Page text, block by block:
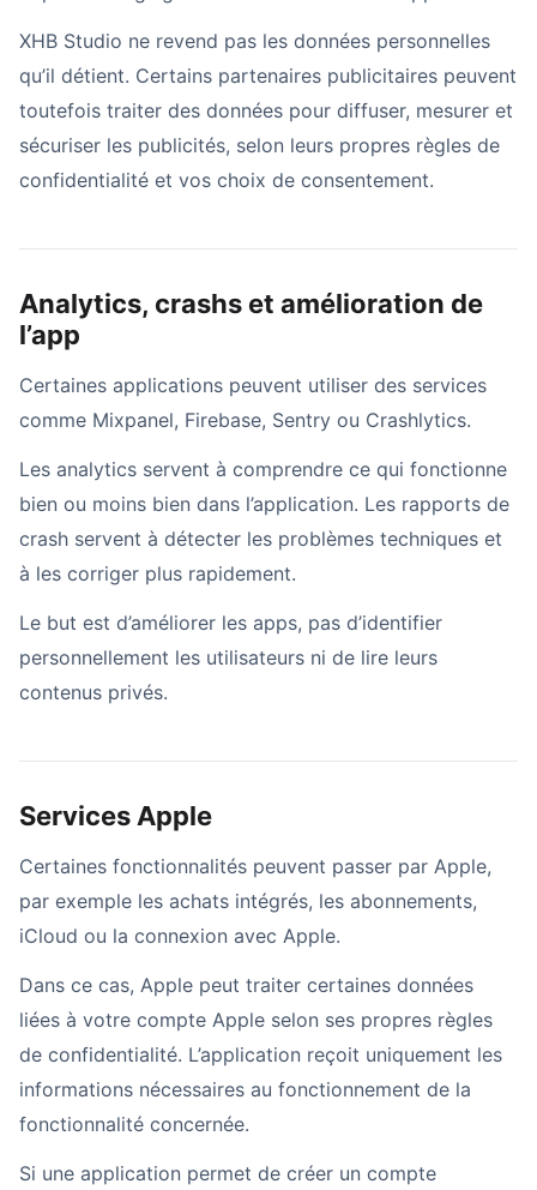
XHB Studio ne revend pas les données personnelles
qu’il détient. Certains partenaires publicitaires peuvent
toutefois traiter des données pour diffuser, mesurer et
sécuriser les publicités, selon leurs propres règles de
confidentialité et vos choix de consentement.
Analytics, crashs et amélioration de
l’app
Certaines applications peuvent utiliser des services
comme Mixpanel, Firebase, Sentry ou Crashlytics.
Les analytics servent à comprendre ce qui fonctionne
bien ou moins bien dans l’application. Les rapports de
crash servent à détecter les problèmes techniques et
à les corriger plus rapidement.
Le but est d’améliorer les apps, pas d’identifier
personnellement les utilisateurs ni de lire leurs
contenus privés.
Services Apple
Certaines fonctionnalités peuvent passer par Apple,
par exemple les achats intégrés, les abonnements,
iCloud ou la connexion avec Apple.
Dans ce cas, Apple peut traiter certaines données
liées à votre compte Apple selon ses propres règles
de confidentialité. L’application reçoit uniquement les
informations nécessaires au fonctionnement de la
fonctionnalité concernée.
Si une application permet de créer un compte